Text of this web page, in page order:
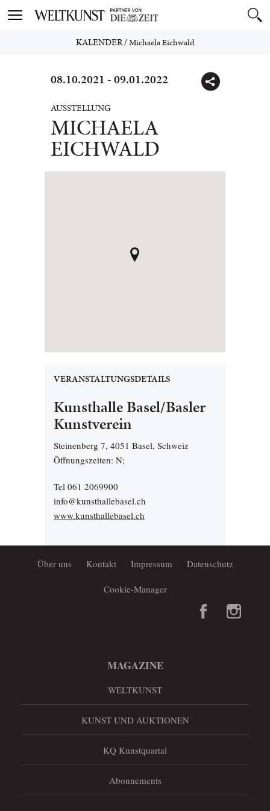
Toggle
KALENDER/Michaela Eichwald
08.10.2021 - 09.01.2022
AUSSTELLUNG
MICHAELA
EICHWALD
VERANSTALTUNGSDETAILS
Kunsthalle Basel/Basler
Kunstverein
Steinenberg 7, 4051 Basel, Schweiz
Öffnungszeiten: N;
Tel 061 2069900
info@kunsthallebasel.ch
www.kunsthallebasel.ch
Über uns Kontakt Impressum Datenschutz
Cookie-Manager
MAGAZINE
WELTKUNST
KUNST UND AUKTIONEN
KQ Kunstquartal
Abonnements